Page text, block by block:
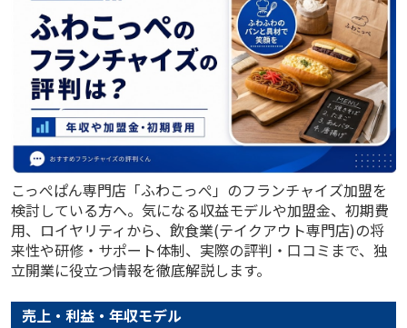
こっぺぱん専門店「ふわこっぺ」のフランチャイズ加盟を
検討している方へ。気になる収益モデルや加盟金、初期費
用、ロイヤリティから、飲食業(テイクアウト専門店)の将
来性や研修・サポート体制、実際の評判・口コミまで、独
立開業に役立つ情報を徹底解説します。
売上・利益・年収モデル